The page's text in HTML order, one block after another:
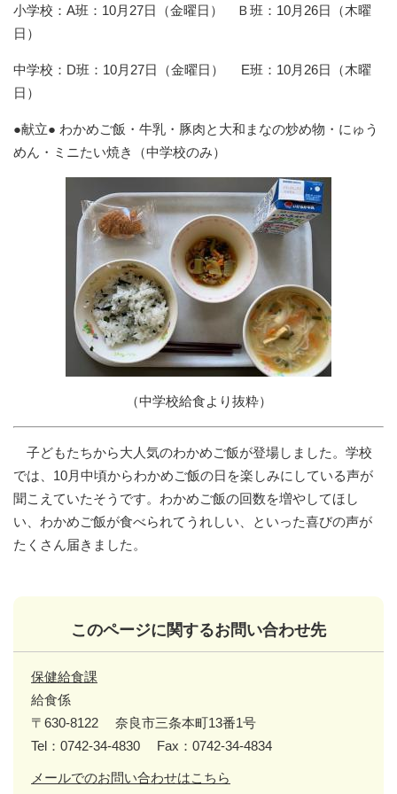
小学校：A班：10月27日（金曜日） Ｂ班：10月26日（木曜
日）
中学校：D班：10月27日（金曜日） E班：10月26日（木曜
日）
●献立● わかめご飯・牛乳・豚肉と大和まなの炒め物・にゅう
めん・ミニたい焼き（中学校のみ）
（中学校給食より抜粋）
子どもたちから大人気のわかめご飯が登場しました。学校
では、10月中頃からわかめご飯の日を楽しみにしている声が
聞こえていたそうです。わかめご飯の回数を増やしてほし
い、わかめご飯が食べられてうれしい、といった喜びの声が
たくさん届きました。
このページに関するお問い合わせ先
保健給食課
給食係
〒630-8122
奈良市三条本町13番1号
Tel：0742-34-4830
Fax：0742-34-4834
メールでのお問い合わせはこちら